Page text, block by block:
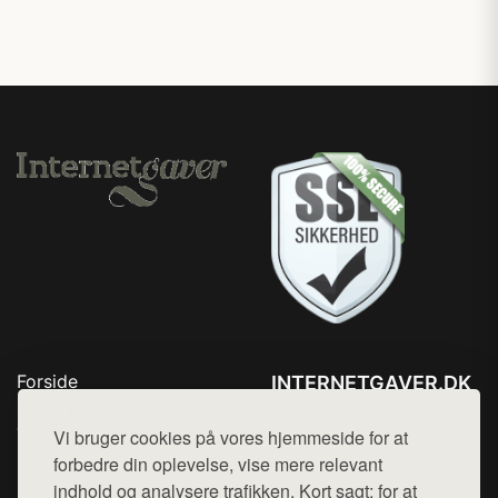
Vi bruger cookies på vores hjemmeside for at
forbedre din oplevelse, vise mere relevant
indhold og analysere trafikken. Kort sagt: for at
Forside
Top Rabatter
Blog
Kontakt
INTERNETGAVER.DK
Mail: hej@want.dk